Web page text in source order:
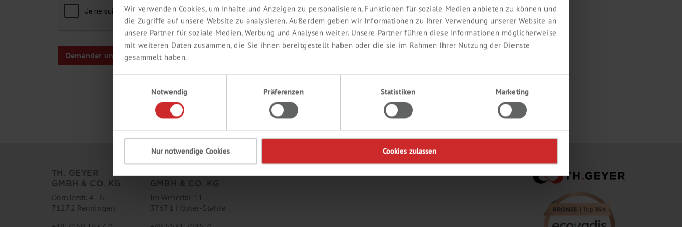
Wir verwenden Cookies, um Inhalte und Anzeigen zu personalisieren, Funktionen für soziale Medien anbieten zu können und
die Zugriffe auf unsere Website zu analysieren. Außerdem geben wir Informationen zu Ihrer Verwendung unserer Website an
unsere Partner für soziale Medien, Werbung und Analysen weiter. Unsere Partner führen diese Informationen möglicherweise
mit weiteren Daten zusammen, die Sie ihnen bereitgestellt haben oder die sie im Rahmen Ihrer Nutzung der Dienste
gesammelt haben.
Notwendig
Präferenzen Statistiken Marketing
Nur notwendige Cookies Cookies zulassen
TH. GEYER
GMBH & CO. KG
Dornierstr. 4–6
71272 Renningen
TH. GEYER INGREDIENTS
GMBH & CO. KG
Im Wesertal 11
37671 Höxter-Stahle
CONTACT